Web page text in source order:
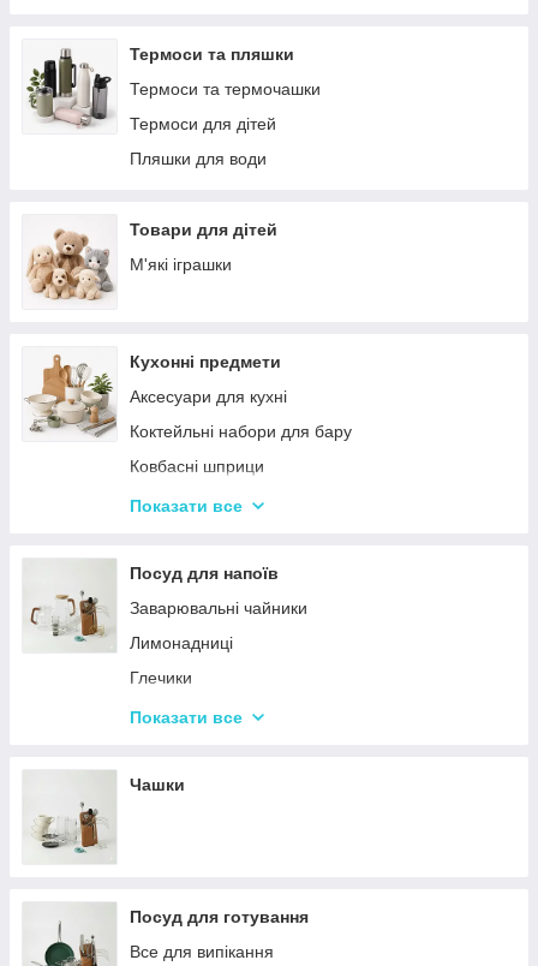
Мангали
Набори для пікніка
Туристичні килимки
Палатки
Меблі для кемпінгу
Спальні мішки
Сміттєві відра
Новогодний декор
Декоративні таці
Цукерки
Серветниці
Годинник настінний
Підсвічники
Вази для квітів
Статуетки
Термоси та пляшки
Термоси та термочашки
Термоси для дітей
Пляшки для води
Товари для дітей
М'які іграшки
Кухонні предмети
Аксесуари для кухні
Коктейльні набори для бару
Ковбасні шприци
Кухонні підставки
Терки
Набори для спецій
Ємності для зберігання
Набори кухонних ножів і лопаток
Маслянки
Показати все
Посуд для напоїв
Заварювальні чайники
Лимонадниці
Глечики
Склянки
Келихи
Показати все
Чашки
Посуд для готування
Все для випікання